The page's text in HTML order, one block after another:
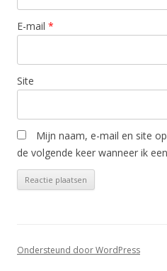
E-mail *
Site
Mijn naam, e-mail en site
de volgende keer wanneer ik
Ondersteund door WordPress